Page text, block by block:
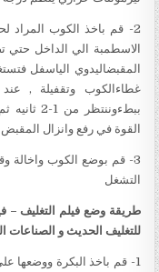
2- قم باخذ الكوب المراد
الاسطمبة الي الداخل
غطاءالكوب وتقفيلة , عند
القوة في رفع وانزال المقبض
3- قم بوضع الكوب
التشغل
طريقة وضع فيلم التغليف –
للتغليف الحديث و الصناعات
1- قم باخذ البكرة